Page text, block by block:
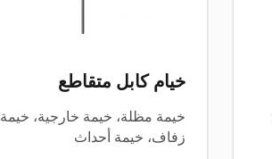
خيام كابل متقاطع
خيمة مظلة، خيمة خارجية، خيمة
زفاف، خيمة أحداث